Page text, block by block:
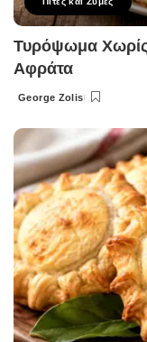
Τυρόψωμα
Αφράτα
Posted
George Zolis